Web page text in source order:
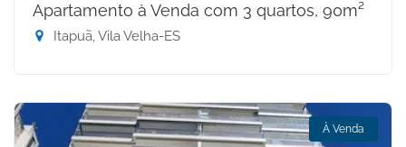
Apartamento à Venda com 3 quartos, 90m²
Itapuã, Vila Velha-ES
À Venda